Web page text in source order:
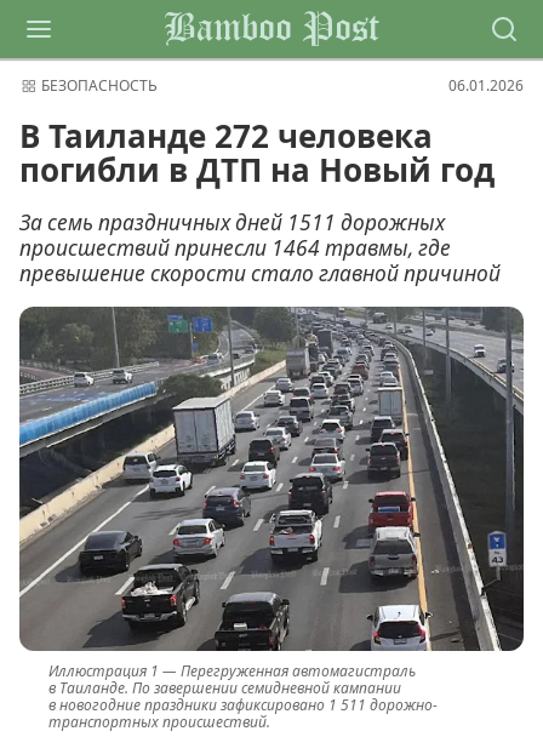
Bamboo Post
БЕЗОПАСНОСТЬ 06.01.2026
В Таиланде 272 человека
погибли в ДТП на Новый год
За семь праздничных дней 1511 дорожных
происшествий принесли 1464 травмы, где
превышение скорости стало главной причиной
Перегруженная автомагистраль
в Таиланде. По завершении семидневной кампании
в новогодние праздники зафиксировано 1 511 дорожно-
транспортных происшествий.